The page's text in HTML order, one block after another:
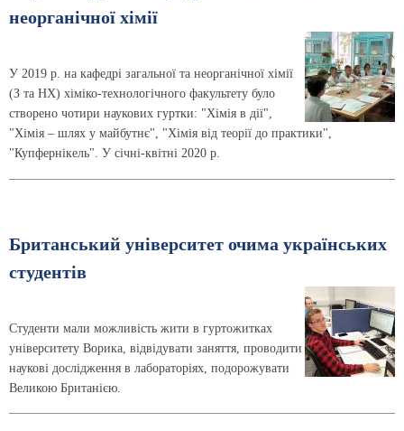
неорганічної хімії
У 2019 р. на кафедрі загальної та неорганічної хімії
(З та НХ) хіміко-технологічного факультету було
створено чотири наукових гуртки: "Хімія в дії",
"Хімія – шлях у майбутнє", "Хімія від теорії до практики",
"Купфернікель". У січні-квітні 2020 р.
Британський університет очима українських
студентів
Студенти мали можливість жити в гуртожитках
університету Ворика, відвідувати заняття, проводити
наукові дослідження в лабораторіях, подорожувати
Великою Британією.